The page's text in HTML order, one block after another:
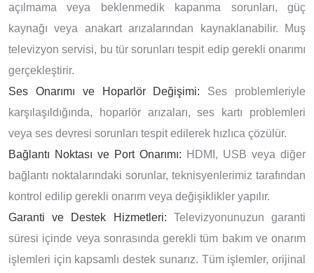
açılmama veya beklenmedik kapanma sorunları, güç
kaynağı veya anakart arızalarından kaynaklanabilir. Muş
televizyon servisi, bu tür sorunları tespit edip gerekli onarımı
gerçekleştirir.
Ses Onarımı ve Hoparlör Değişimi: Ses problemleriyle
karşılaşıldığında, hoparlör arızaları, ses kartı problemleri
veya ses devresi sorunları tespit edilerek hızlıca çözülür.
Bağlantı Noktası ve Port Onarımı: HDMI, USB veya diğer
bağlantı noktalarındaki sorunlar, teknisyenlerimiz tarafından
kontrol edilip gerekli onarım veya değişiklikler yapılır.
Garanti ve Destek Hizmetleri: Televizyonunuzun garanti
süresi içinde veya sonrasında gerekli tüm bakım ve onarım
işlemleri için kapsamlı destek sunarız. Tüm işlemler, orijinal